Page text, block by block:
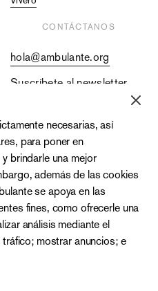
CONTÁCTANOS
hola@ambulante.org
Suscríbete al newsletter
+52 (55) 4333 2019
Cuauhtémoc, C.P. 06700,
necesarias, así
para poner en
brindarle una mejor
además de las cookies
se apoya en las
fines, como ofrecerle una
análisis mediante el
mostrar anuncios; e